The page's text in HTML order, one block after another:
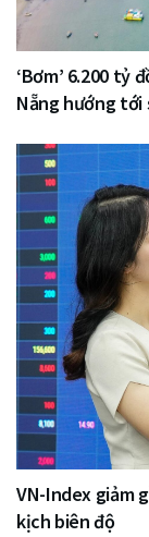
‘Bơm’ 6.200 tỷ
Nẵng hướng tới
VN-Index giảm
kịch biên độ